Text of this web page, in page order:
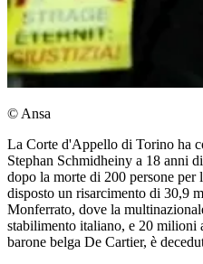
© Ansa
La Corte d'Appello di Torino ha
Stephan Schmidheiny a 18 anni
dopo la morte di 200 persone
disposto un risarcimento di 30,9
Monferrato, dove la
stabilimento italiano, e 20
barone belga De Cartier, è